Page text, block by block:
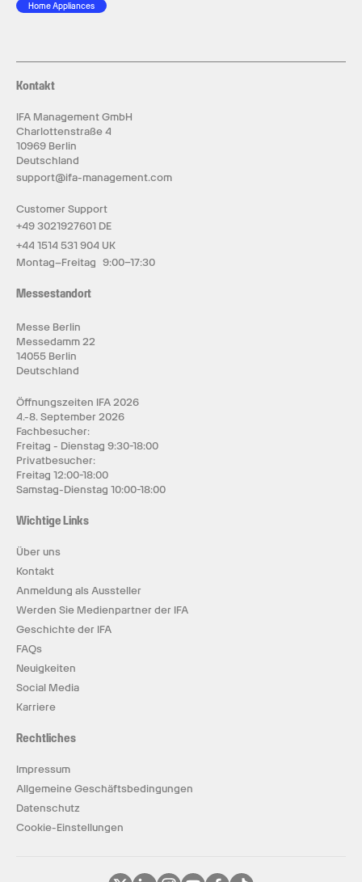
Home Appliances
Kontakt
IFA Management GmbH
Charlottenstraße 4
10969 Berlin
Deutschland
support@ifa-management.com
Customer Support
+49 3021927601 DE
+44 1514 531 904 UK
Montag–Freitag 9:00–17:30
Messestandort
Messe Berlin
Messedamm 22
14055 Berlin
Deutschland
Öffnungszeiten IFA 2026
4.-8. September 2026
Fachbesucher:
Freitag - Dienstag 9:30-18:00
Privatbesucher:
Freitag 12:00-18:00
Samstag-Dienstag 10:00-18:00
Wichtige Links
Über uns
Kontakt
Anmeldung als Aussteller
Werden Sie Medienpartner der IFA
Geschichte der IFA
FAQs
Neuigkeiten
Social Media
Karriere
Rechtliches
Impressum
Allgemeine Geschäftsbedingungen
Datenschutz
Cookie-Einstellungen